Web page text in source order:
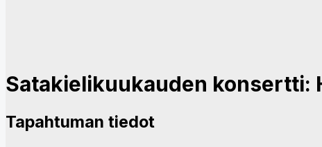
Satakielikuukauden konsertti:
Tapahtuman tiedot